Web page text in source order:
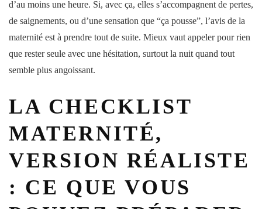
d’au moins une heure. Si, avec ça, elles s’accompagnent de pertes,
de saignements, ou d’une sensation que “ça pousse”, l’avis de la
maternité est à prendre tout de suite. Mieux vaut appeler pour rien
que rester seule avec une hésitation, surtout la nuit quand tout
semble plus angoissant.
LA CHECKLIST
MATERNITÉ,
VERSION RÉALISTE
: CE QUE VOUS